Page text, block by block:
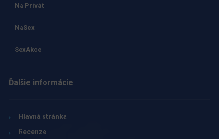
Na Privát
NaSex
SexAkce
Ďalšie informácie
Hlavná stránka
Recenze